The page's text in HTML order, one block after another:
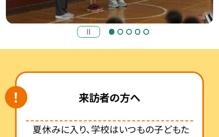
来訪者の方へ
夏休みに入り、学校はいつもの子どもた